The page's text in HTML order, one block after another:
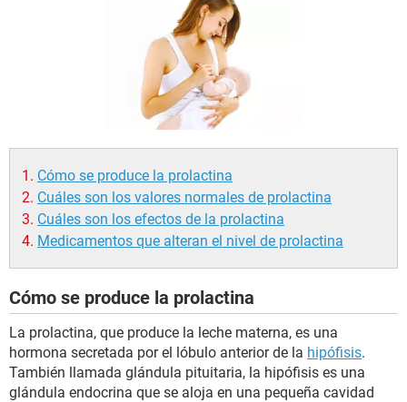
Cómo se produce la prolactina
Cuáles son los valores normales de prolactina
Cuáles son los efectos de la prolactina
Medicamentos que alteran el nivel de prolactina
Cómo se produce la prolactina
La prolactina, que produce la leche materna, es una
hormona secretada por el lóbulo anterior de la hipófisis.
También llamada glándula pituitaria, la hipófisis es una
glándula endocrina que se aloja en una pequeña cavidad